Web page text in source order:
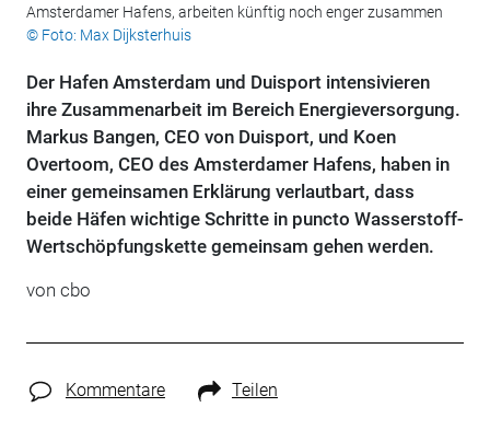
Amsterdamer Hafens, arbeiten künftig noch enger zusammen
© Foto: Max Dijksterhuis
Der Hafen Amsterdam und Duisport intensivieren
ihre Zusammenarbeit im Bereich Energieversorgung.
Markus Bangen, CEO von Duisport, und Koen
Overtoom, CEO des Amsterdamer Hafens, haben in
einer gemeinsamen Erklärung verlautbart, dass
beide Häfen wichtige Schritte in puncto Wasserstoff-
Wertschöpfungskette gemeinsam gehen werden.
von cbo
Kommentare Teilen